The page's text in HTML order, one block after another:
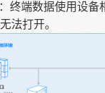
：终端数据使用设备
法打开。